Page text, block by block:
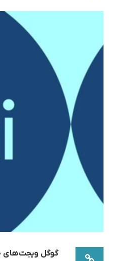
گوگل ویجت‌های